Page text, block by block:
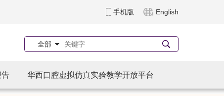
手机版 English
全部
告 华西口腔虚拟仿真实验教学开放平台